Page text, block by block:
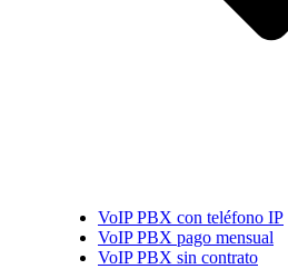
VoIP PBX con teléfono IP
VoIP PBX pago mensual
VoIP PBX sin contrato